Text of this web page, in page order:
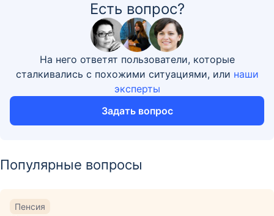
Есть вопрос?
На него ответят пользователи, которые
сталкивались с похожими ситуациями, или наши
эксперты
Задать вопрос
Популярные вопросы
Пенсия